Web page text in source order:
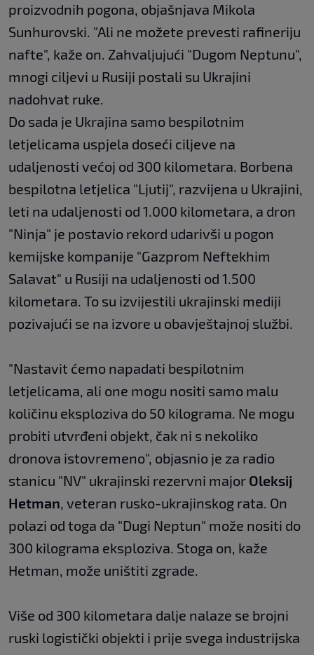
proizvodnih pogona, objašnjava Mikola
Sunhurovski. "Ali ne možete prevesti rafineriju
nafte", kaže on. Zahvaljujući "Dugom Neptunu",
mnogi ciljevi u Rusiji postali su Ukrajini
nadohvat ruke.
Do sada je Ukrajina samo bespilotnim
letjelicama uspjela doseći ciljeve na
udaljenosti većoj od 300 kilometara. Borbena
bespilotna letjelica "Ljutij", razvijena u Ukrajini,
leti na udaljenosti od 1.000 kilometara, a dron
"Ninja" je postavio rekord udarivši u pogon
kemijske kompanije "Gazprom Neftekhim
Salavat" u Rusiji na udaljenosti od 1.500
kilometara. To su izvijestili ukrajinski mediji
pozivajući se na izvore u obavještajnoj službi.
"Nastavit ćemo napadati bespilotnim
letjelicama, ali one mogu nositi samo malu
količinu eksploziva do 50 kilograma. Ne mogu
probiti utvrđeni objekt, čak ni s nekoliko
dronova istovremeno", objasnio je za radio
stanicu "NV" ukrajinski rezervni major Oleksij
Hetman, veteran rusko-ukrajinskog rata. On
polazi od toga da "Dugi Neptun" može nositi do
300 kilograma eksploziva. Stoga on, kaže
Hetman, može uništiti zgrade.
Više od 300 kilometara dalje nalaze se brojni
ruski logistički objekti i prije svega industrijska